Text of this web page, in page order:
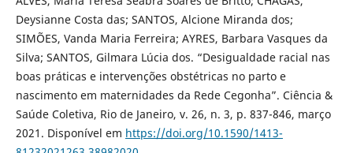
Deysianne Costa das; SANTOS, Alcione Miranda dos;
SIMÕES, Vanda Maria Ferreira; AYRES, Barbara Vasques da
Silva; SANTOS, Gilmara Lúcia dos. “Desigualdade racial nas
boas práticas e intervenções obstétricas no parto e
nascimento em maternidades da Rede Cegonha”. Ciência &
Saúde Coletiva, Rio de Janeiro, v. 26, n. 3, p. 837-846, março
2021. Disponível em https://doi.org/10.1590/1413-